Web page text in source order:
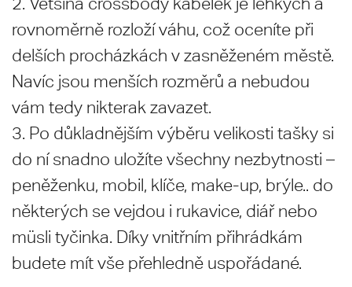
rovnoměrně rozloží váhu, což oceníte při
delších procházkách v zasněženém městě.
Navíc jsou menších rozměrů a nebudou
vám tedy nikterak zavazet.
3. Po důkladnějším výběru velikosti tašky si
do ní snadno uložíte všechny nezbytnosti –
peněženku, mobil, klíče, make-up, brýle.. do
některých se vejdou i rukavice, diář nebo
müsli tyčinka. Díky vnitřním přihrádkám
budete mít vše přehledně uspořádané.